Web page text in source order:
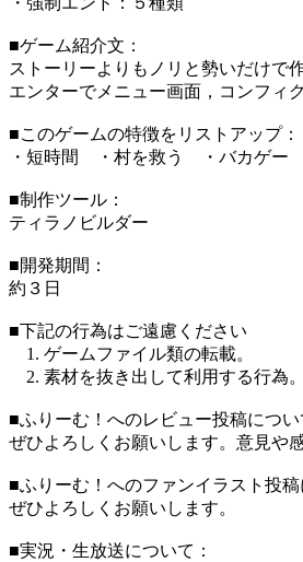
■ゲーム紹介文：
ストーリーよりもノリと勢いだけで
エンターでメニュー画面，コンフィ
■このゲームの特徴をリストアップ
・短時間 ・村を救う ・バカゲー
■制作ツール：
ティラノビルダー
■開発期間：
約３日
■下記の行為はご遠慮ください
1. ゲームファイル類の転載。
2. 素材を抜き出して利用する行為。
■ふりーむ！へのレビュー投稿につい
ぜひよろしくお願いします。意見や
■ふりーむ！へのファンイラスト投稿
ぜひよろしくお願いします。
■実況・生放送について：